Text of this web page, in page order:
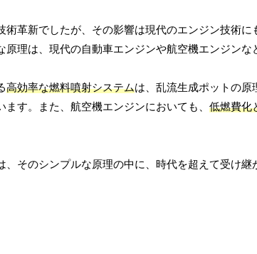
革新でしたが、その影響は現代のエンジン技術に
原理は、現代の自動車エンジンや航空機エンジンな
高効率な燃料噴射システムは、乱流生成ポットの原
す。また、航空機エンジンにおいても、 低燃費化
そのシンプルな原理の中に、時代を超えて受け